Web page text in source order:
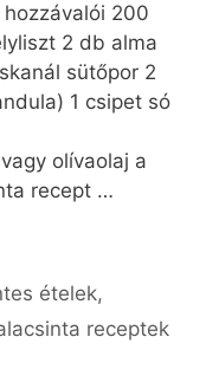
200
2 db alma
sütőpor 2
1 csipet só
olívaolaj a
recept …
ételek,
receptek